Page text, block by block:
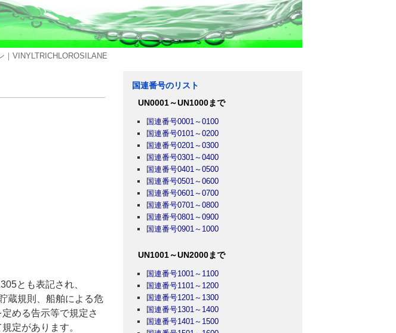
｜VINYLTRICHLOROSILANE
とも表記され、
蔵規則、船舶による危
める告示等で規定さ
定があります。
国連番号のリスト
UN0001～UN1000まで
国連番号0001～0100
国連番号0101～0200
国連番号0201～0300
国連番号0301～0400
国連番号0401～0500
国連番号0501～0600
国連番号0601～0700
国連番号0701～0800
国連番号0801～0900
国連番号0901～1000
UN1001～UN2000まで
国連番号1001～1100
国連番号1101～1200
国連番号1201～1300
国連番号1301～1400
国連番号1401～1500